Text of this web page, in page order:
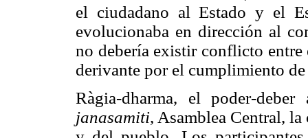
el ciudadano al Estado y el
evolucionaba en dirección al
no debería existir conflicto
derivante por el cumplimiento
Ràgia-dharma, el poder-
janasamiti, Asamblea Central,